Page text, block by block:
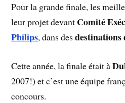
Pour la grande finale, les
leur projet devant Comité
Philips, dans desdestinations
Cette année, la finale était à
2007!) et c’est une équipe
concours.